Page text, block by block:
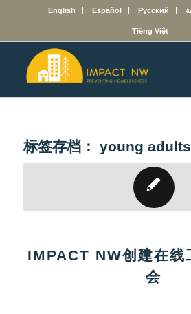
English Español Русский
Tiếng Việt
标签存档： young adults
IMPACT NW创建在线
会